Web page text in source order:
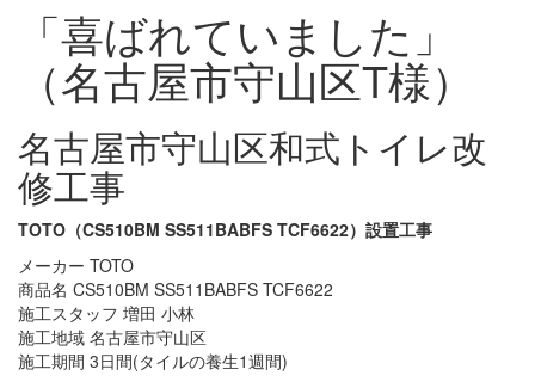
「喜ばれていました」
（名古屋市守山区T様）
名古屋市守山区和式トイレ改
修工事
TOTO（CS510BM SS511BABFS TCF6622）設置工事
メーカー TOTO
商品名 CS510BM SS511BABFS TCF6622
施工スタッフ 増田 小林
施工地域 名古屋市守山区
施工期間 3日間(タイルの養生1週間)